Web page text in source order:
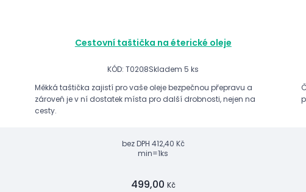
Cestovní taštička na éterické oleje
KÓD: T0208Skladem 5 ks
Měkká taštička zajistí pro vaše oleje bezpečnou přepravu a
zároveň je v ní dostatek místa pro další drobnosti, nejen na
cesty.
bez DPH 412,40 Kč
min=1ks
499,00 Kč